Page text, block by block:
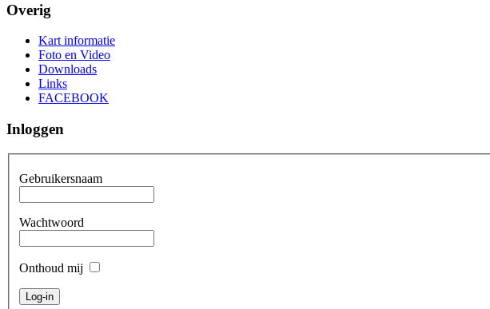
Overig
Kart informatie
Foto en Video
Downloads
Links
FACEBOOK
Inloggen
Gebruikersnaam
Wachtwoord
Onthoud mij